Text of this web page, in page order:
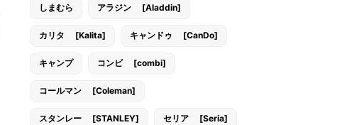
しまむら アラジン [Aladdin]
カリタ [Kalita] キャンドゥ [CanDo]
キャンプ コンビ [combi]
コールマン [Coleman]
スタンレー [STANLEY] セリア [Seria]